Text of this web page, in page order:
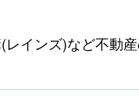
インズ)など不動